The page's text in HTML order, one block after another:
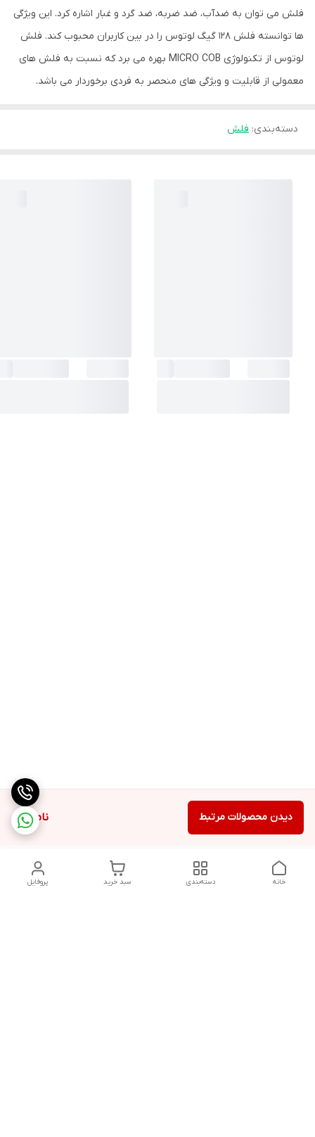
ناموجود دیدن محصولات مرتبط
فلش می توان به ضدآب، ضد ضربه، ضد گرد و غبار اشاره کرد. این ویژگی
ها توانسته فلش 128 گیگ لوتوس را در بین کاربران محبوب کند. فلش
لوتوس از تکنولوژی MICRO COB بهره می برد که نسبت به فلش های
معمولی از قابلیت و ویژگی های منحصر به فردی برخوردار می باشد.
دسته‌بندی: فلش
پروفایل سبد خرید دسته‌بندی خانه